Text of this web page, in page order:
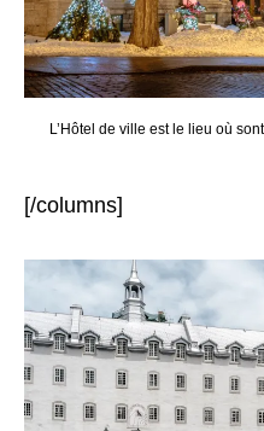
L’Hôtel de ville est le lieu où
[/columns]